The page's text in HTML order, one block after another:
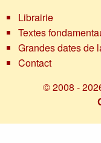
Librairie
Textes
Grandes dates de
Contact
© 2008 -